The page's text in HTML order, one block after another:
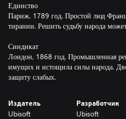
Единство
Париж, 1789 год. Простой люд
тирании. Решить судьбу народа
Синдикат
Лондон, 1868 год. Промышленная
имущих и истощила силы народа.
защиту слабых.
Издатель
Ubisoft
Разработчик
Ubisoft